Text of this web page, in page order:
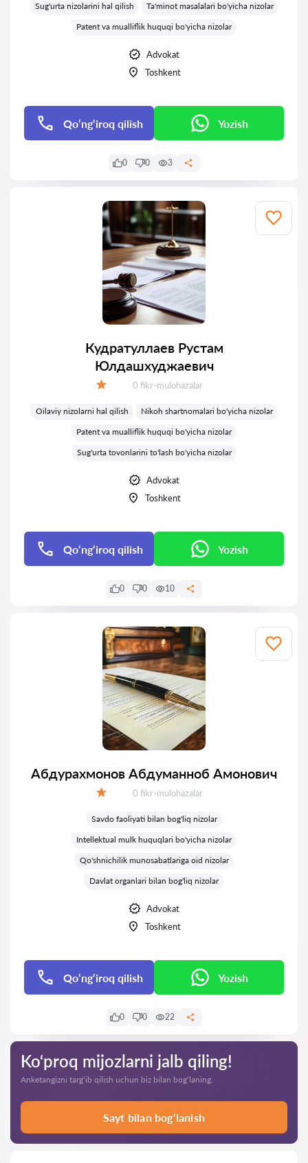
Sug'urta nizolarini hal qilish
Ta'minot masalalari bo'yicha nizolar
Patent va mualliflik huquqi bo'yicha nizolar
Advokat
Toshkent
Qo‘ng‘iroq qilish Yozish
0 0 3
Кудратуллаев Рустам
Юлдашхуджаевич
Fikrlar:
0 fikr-mulohazalar
Oilaviy nizolarni hal qilish
Nikoh shartnomalari bo'yicha nizolar
Patent va mualliflik huquqi bo'yicha nizolar
Sug'urta tovonlarini to'lash bo'yicha nizolar
Advokat
Toshkent
Qo‘ng‘iroq qilish Yozish
0 0 10
Абдурахмонов Абдуманноб Амонович
Fikrlar:
0 fikr-mulohazalar
Savdo faoliyati bilan bog'liq nizolar
Intellektual mulk huquqlari bo'yicha nizolar
Qo'shnichilik munosabatlariga oid nizolar
Davlat organlari bilan bog'liq nizolar
Advokat
Toshkent
Qo‘ng‘iroq qilish Yozish
0 0 22
Ko‘proq mijozlarni jalb qiling!
Anketangizni targ‘ib qilish uchun biz bilan bog‘laning.
Sayt bilan bog‘lanish